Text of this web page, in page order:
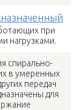
при
нагрузками.
спирально-
в умеренных
передач
для